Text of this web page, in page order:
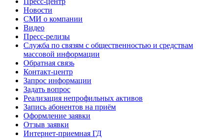
Новости
СМИ о компании
Видео
Пресс-релизы
Служба по связям с общественностью и средствам
массовой информации
Обратная связь
Контакт-центр
Запрос информации
Задать вопрос
Реализация непрофильных активов
Запись абонентов на приём
Оформление заявки
Отзыв заявки
Интернет-приемная ГД